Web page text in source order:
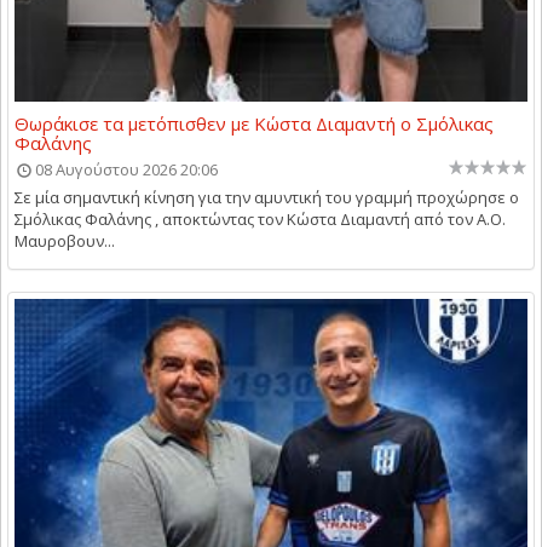
Θωράκισε τα μετόπισθεν με Κώστα Διαμαντή ο Σμόλικας
Φαλάνης
08 Αυγούστου 2026 20:06
Σε μία σημαντική κίνηση για την αμυντική του γραμμή προχώρησε ο
Σμόλικας Φαλάνης , αποκτώντας τον Κώστα Διαμαντή από τον Α.Ο.
Μαυροβουν...